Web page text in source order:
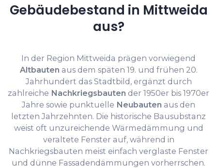
Gebäudebestand in Mittweida
aus?
In der Region Mittweida prägen vorwiegend
Altbauten aus dem späten 19. und frühen 20.
Jahrhundert das Stadtbild, ergänzt durch
zahlreiche Nachkriegsbauten der 1950er bis 1970er
Jahre sowie punktuelle Neubauten aus den
letzten Jahrzehnten. Die historische Bausubstanz
weist oft unzureichende Wärmedämmung und
veraltete Fenster auf, während in
Nachkriegsbauten meist einfach verglaste Fenster
und dünne Fassadendämmungen vorherrschen.